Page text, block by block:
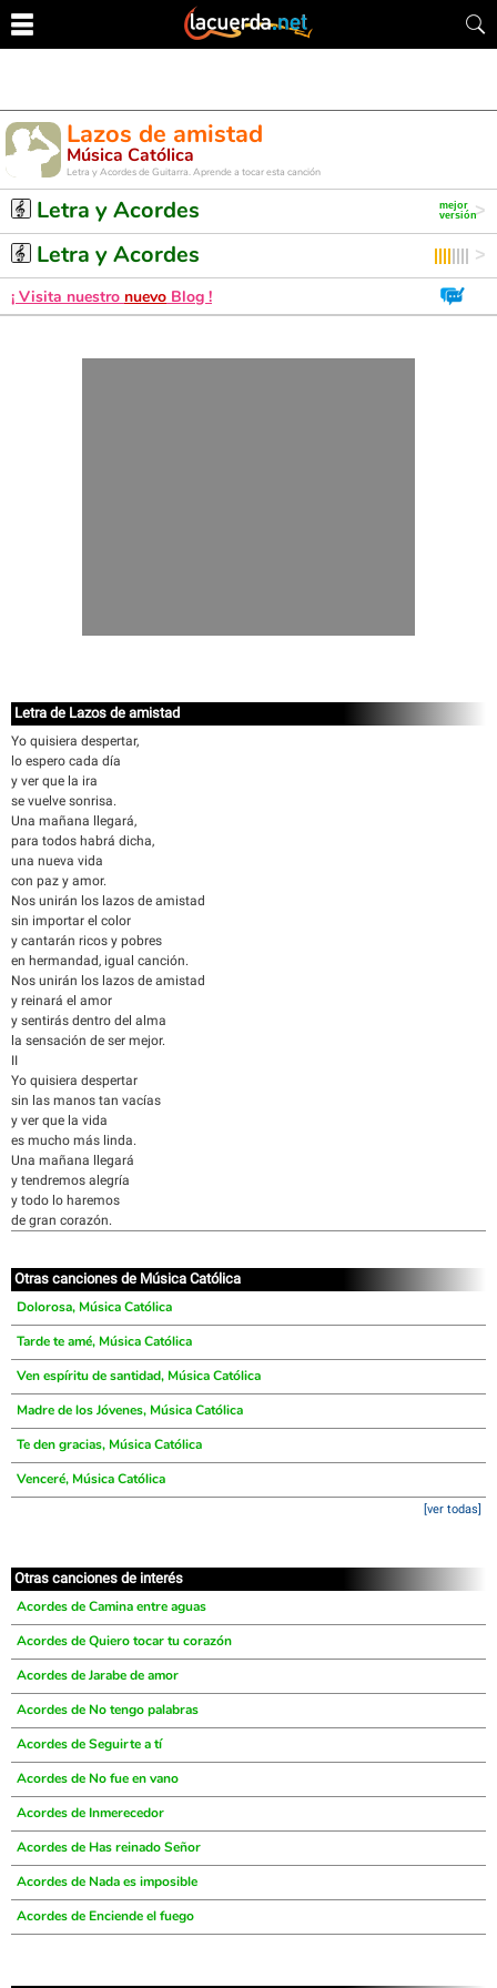
Lazos de amistad
Música Católica
Letra y Acordes de Guitarra. Aprende a tocar esta canción
Letra y Acordes
Letra y Acordes
¡ Visita nuestro nuevo Blog !
Letra de Lazos de amistad
Yo quisiera despertar,
lo espero cada día
y ver que la ira
se vuelve sonrisa.
Una mañana llegará,
para todos habrá dicha,
una nueva vida
con paz y amor.
Nos unirán los lazos de amistad
sin importar el color
y cantarán ricos y pobres
en hermandad, igual canción.
Nos unirán los lazos de amistad
y reinará el amor
y sentirás dentro del alma
la sensación de ser mejor.
II
Yo quisiera despertar
sin las manos tan vacías
y ver que la vida
es mucho más linda.
Una mañana llegará
y tendremos alegría
y todo lo haremos
de gran corazón.
Otras canciones de Música Católica
Dolorosa, Música Católica
Tarde te amé, Música Católica
Ven espíritu de santidad, Música Católica
Madre de los Jóvenes, Música Católica
Te den gracias, Música Católica
Venceré, Música Católica
[ver todas]
Otras canciones de interés
Acordes de Camina entre aguas
Acordes de Quiero tocar tu corazón
Acordes de Jarabe de amor
Acordes de No tengo palabras
Acordes de Seguirte a tí
Acordes de No fue en vano
Acordes de Inmerecedor
Acordes de Has reinado Señor
Acordes de Nada es imposible
Acordes de Enciende el fuego